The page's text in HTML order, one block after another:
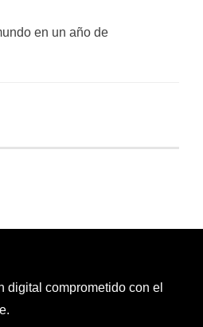
en un año de
digital comprometido con el